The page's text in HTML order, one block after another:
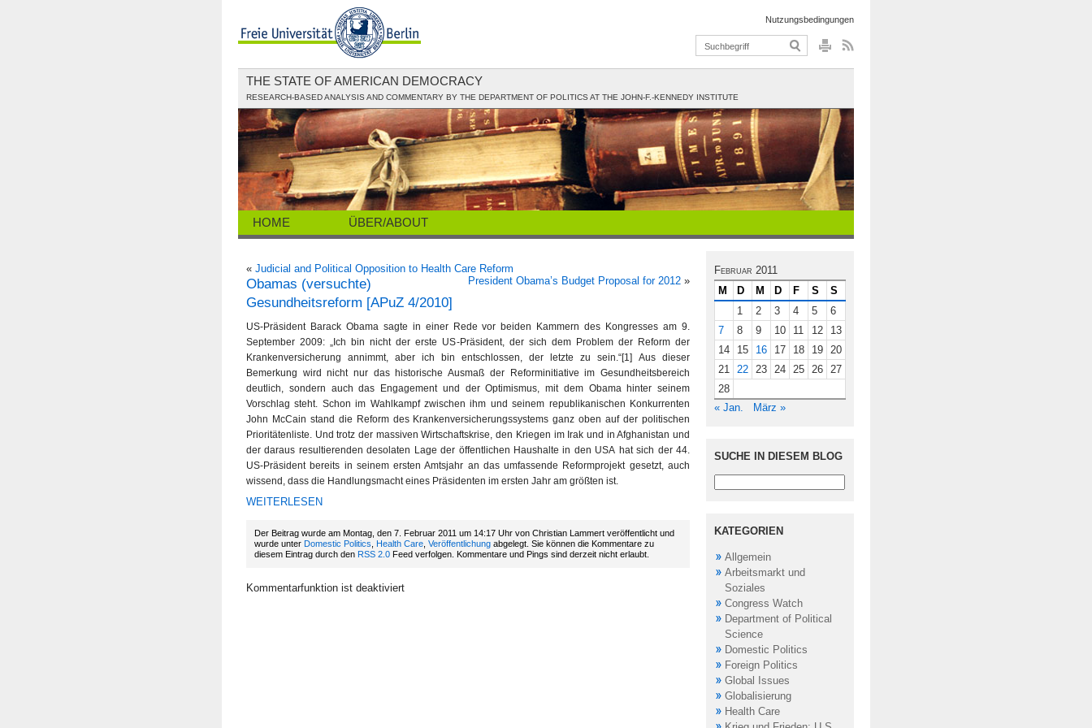
Nutzungsbedingungen
THE STATE OF AMERICAN DEMOCRACY
RESEARCH-BASED ANALYSIS AND COMMENTARY BY THE DEPARTMENT OF POLITICS AT THE JOHN-F.-KENNEDY INSTITUTE
HOME ÜBER/ABOUT
« Judicial and Political Opposition to Health Care Reform
President Obama’s Budget Proposal for 2012 »
Obamas (versuchte)
Gesundheitsreform [APuZ 4/2010]
US-Präsident Barack Obama sagte in einer Rede vor beiden Kammern des Kongresses am 9.
September 2009: „Ich bin nicht der erste US-Präsident, der sich dem Problem der Reform der
Krankenversicherung annimmt, aber ich bin entschlossen, der letzte zu sein.“[1] Aus dieser
Bemerkung wird nicht nur das historische Ausmaß der Reforminitiative im Gesundheitsbereich
deutlich, sondern auch das Engagement und der Optimismus, mit dem Obama hinter seinem
Vorschlag steht. Schon im Wahlkampf zwischen ihm und seinem republikanischen Konkurrenten
John McCain stand die Reform des Krankenversicherungssystems ganz oben auf der politischen
Prioritätenliste. Und trotz der massiven Wirtschaftskrise, den Kriegen im Irak und in Afghanistan und
der daraus resultierenden desolaten Lage der öffentlichen Haushalte in den USA hat sich der 44.
US-Präsident bereits in seinem ersten Amtsjahr an das umfassende Reformprojekt gesetzt, auch
wissend, dass die Handlungsmacht eines Präsidenten im ersten Jahr am größten ist.
WEITERLESEN
Der Beitrag wurde am Montag, den 7. Februar 2011 um 14:17 Uhr von Christian Lammert veröffentlicht und
wurde unter Domestic Politics Health Care Veröffentlichung abgelegt. Sie können die Kommentare zu
diesem Eintrag durch den RSS 2.0 Feed verfolgen. Kommentare und Pings sind derzeit nicht erlaubt.
Kommentarfunktion ist deaktiviert
Februar 2011
M
D M D F S
S
1
2 3 4 5
6
7
8 9 10 11 12
13
14
15 16 17 18 19 20
21 22 23 24 25 26 27
28
« Jan.
März »
SUCHE IN DIESEM BLOG
KATEGORIEN
Allgemein
Arbeitsmarkt und
Soziales
Congress Watch
Department of Political
Science
Domestic Politics
Foreign Politics
Global Issues
Globalisierung
Health Care